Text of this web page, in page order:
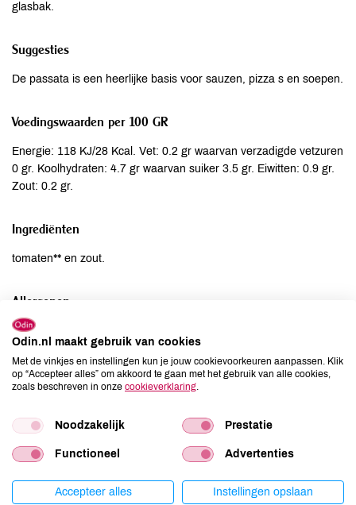
glasbak.
Suggesties
De passata is een heerlijke basis voor sauzen, pizza s en soepen.
Voedingswaarden per 100 GR
Energie: 118 KJ/28 Kcal. Vet: 0.2 gr waarvan verzadigde vetzuren
0 gr. Koolhydraten: 4.7 gr waarvan suiker 3.5 gr. Eiwitten: 0.9 gr.
Zout: 0.2 gr.
Ingrediënten
tomaten** en zout.
Allergenen
Aardnoten
Gluten
niet aanwezig
niet aanwezig
Lupine
niet aanwezig
Noten
niet aanwezig
Schaaldieren
niet aanwezig
Selderij
kan bevatten
Odin.nl maakt gebruik van cookies
Met de vinkjes en instellingen kun je jouw cookievoorkeuren aanpassen. Klik
op “Accepteer alles” om akkoord te gaan met het gebruik van alle cookies,
zoals beschreven in onze cookieverklaring
Noodzakelijk Prestatie
Functioneel Advertenties
Accepteer alles Instellingen opslaan